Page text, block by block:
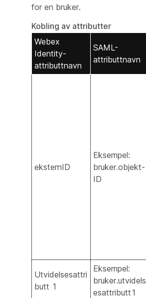
for en bruker.
Kobling av attributter
Webex
Identity-
attributtnavn
SAML-
attributtnavn
eksternID
Eksempel:
bruker.objekt-
ID
Utvidelsesattri
butt 1
Eksempel:
bruker.utvidels
esattributt1